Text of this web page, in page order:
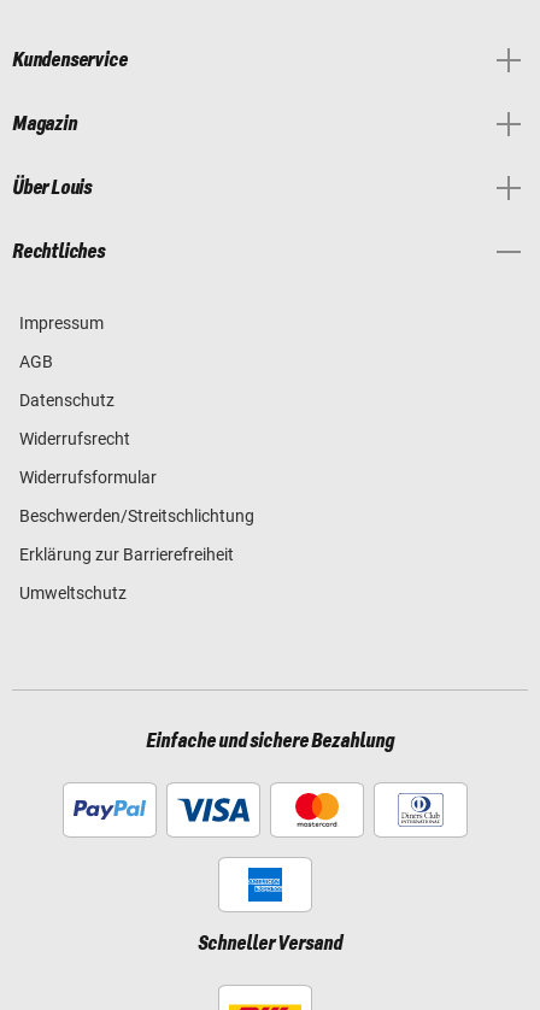
Kundenservice
Magazin
Über Louis
Rechtliches
Impressum
AGB
Datenschutz
Widerrufsrecht
Widerrufsformular
Beschwerden/Streitschlichtung
Erklärung zur Barrierefreiheit
Umweltschutz
Einfache und sichere Bezahlung
Schneller Versand